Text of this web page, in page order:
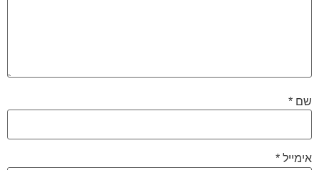
שם *
אימייל *